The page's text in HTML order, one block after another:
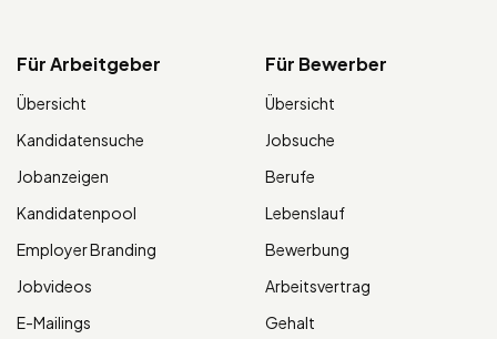
Für Arbeitgeber
Übersicht
Kandidatensuche
Jobanzeigen
Kandidatenpool
Employer Branding
Jobvideos
E-Mailings
Für Bewerber
Übersicht
Jobsuche
Berufe
Lebenslauf
Bewerbung
Arbeitsvertrag
Gehalt